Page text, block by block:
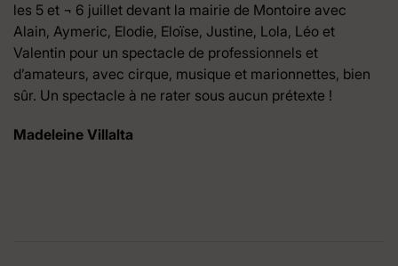
les 5 et ¬ 6 juillet devant la mairie de Montoire avec
Alain, Aymeric, Elodie, Eloïse, Justine, Lola, Léo et
Valentin pour un spectacle de professionnels et
d’amateurs, avec cirque, musique et marionnettes, bien
sûr. Un spectacle à ne rater sous aucun prétexte !
Madeleine Villalta